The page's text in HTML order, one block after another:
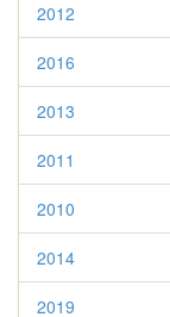
2012
2016
2013
2011
2010
2014
2019